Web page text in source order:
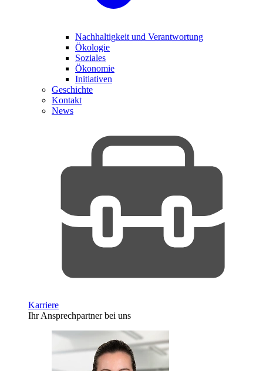
Nachhaltigkeit und Verantwortung
Ökologie
Soziales
Ökonomie
Initiativen
Geschichte
Kontakt
News
Karriere
Ihr Ansprechpartner bei uns